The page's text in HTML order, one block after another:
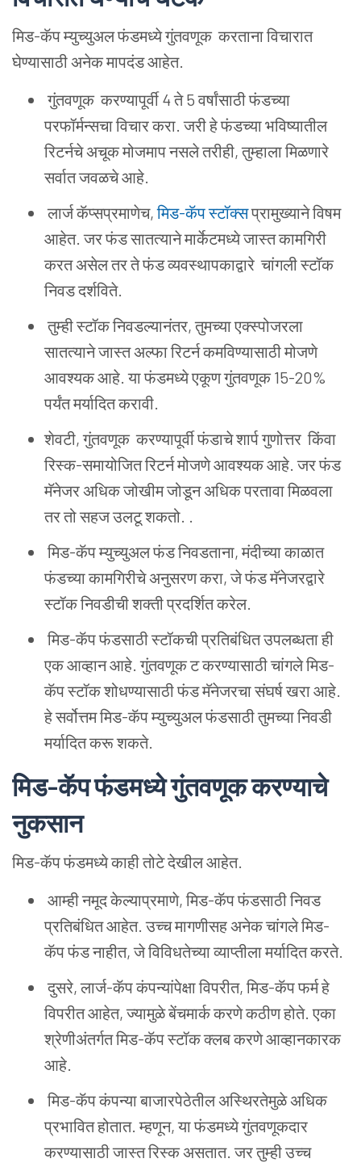
मिड-कॅप म्युच्युअल फंडमध्ये गुंतवणूक करताना विचारात
घेण्यासाठी अनेक मापदंड आहेत.
गुंतवणूक करण्यापूर्वी 4 ते 5 वर्षांसाठी फंडच्या
परफॉर्मन्सचा विचार करा. जरी हे फंडच्या भविष्यातील
रिटर्नचे अचूक मोजमाप नसले तरीही, तुम्हाला मिळणारे
सर्वात जवळचे आहे.
लार्ज कॅप्सप्रमाणेच,मिड-कॅप स्टॉक्सप्रामुख्याने विषम
आहेत. जर फंड सातत्याने मार्केटमध्ये जास्त कामगिरी
करत असेल तर ते फंड व्यवस्थापकाद्वारे चांगली स्टॉक
निवड दर्शविते.
तुम्ही स्टॉक निवडल्यानंतर, तुमच्या एक्स्पोजरला
सातत्याने जास्त अल्फा रिटर्न कमविण्यासाठी मोजणे
आवश्यक आहे. या फंडमध्ये एकूण गुंतवणूक 15-20%
पर्यंत मर्यादित करावी.
शेवटी, गुंतवणूक करण्यापूर्वी फंडाचे शार्प गुणोत्तर किंवा
रिस्क-समायोजित रिटर्न मोजणे आवश्यक आहे. जर फंड
मॅनेजर अधिक जोखीम जोडून अधिक परतावा मिळवला
तर तो सहज उलटू शकतो. .
मिड-कॅप म्युच्युअल फंड निवडताना, मंदीच्या काळात
फंडच्या कामगिरीचे अनुसरण करा, जे फंड मॅनेजरद्वारे
स्टॉक निवडीची शक्ती प्रदर्शित करेल.
मिड-कॅप फंडसाठी स्टॉकची प्रतिबंधित उपलब्धता ही
एक आव्हान आहे. गुंतवणूक ट करण्यासाठी चांगले मिड-
कॅप स्टॉक शोधण्यासाठी फंड मॅनेजरचा संघर्ष खरा आहे.
हे सर्वोत्तम मिड-कॅप म्युच्युअल फंडसाठी तुमच्या निवडी
मर्यादित करू शकते.
मिड-कॅप फंडमध्ये गुंतवणूक करण्याचे
नुकसान
मिड-कॅप फंडमध्ये काही तोटे देखील आहेत.
आम्ही नमूद केल्याप्रमाणे, मिड-कॅप फंडसाठी निवड
प्रतिबंधित आहेत. उच्च मागणीसह अनेक चांगले मिड-
कॅप फंड नाहीत, जे विविधतेच्या व्याप्तीला मर्यादित करते.
दुसरे, लार्ज-कॅप कंपन्यांपेक्षा विपरीत, मिड-कॅप फर्म हे
विपरीत आहेत, ज्यामुळे बेंचमार्क करणे कठीण होते. एका
श्रेणीअंतर्गत मिड-कॅप स्टॉक क्लब करणे आव्हानकारक
आहे.
मिड-कॅप कंपन्या बाजारपेठेतील अस्थिरतेमुळे अधिक
प्रभावित होतात. म्हणून, या फंडमध्ये गुंतवणूकदार
करण्यासाठी जास्त रिस्क असतात. जर तुम्ही उच्च